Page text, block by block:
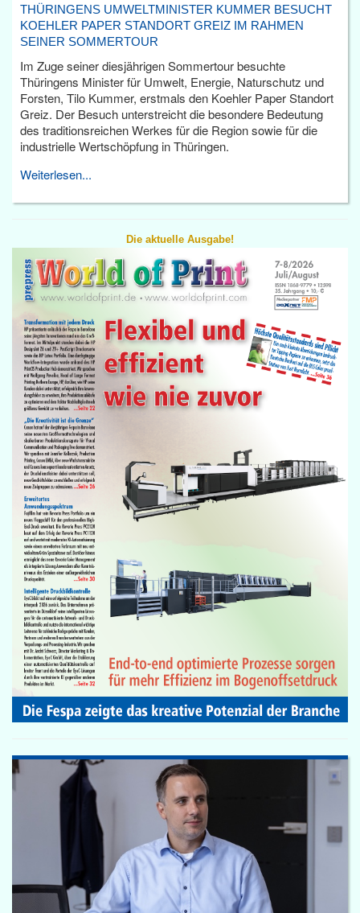
THÜRINGENS UMWELTMINISTER KUMMER BESUCHT
KOEHLER PAPER STANDORT GREIZ IM RAHMEN
SEINER SOMMERTOUR
Im Zuge seiner diesjährigen Sommertour besuchte
Thüringens Minister für Umwelt, Energie, Naturschutz und
Forsten, Tilo Kummer, erstmals den Koehler Paper Standort
Greiz. Der Besuch unterstreicht die besondere Bedeutung
des traditionsreichen Werkes für die Region sowie für die
industrielle Wertschöpfung in Thüringen.
Weiterlesen...
Die aktuelle Ausgabe!